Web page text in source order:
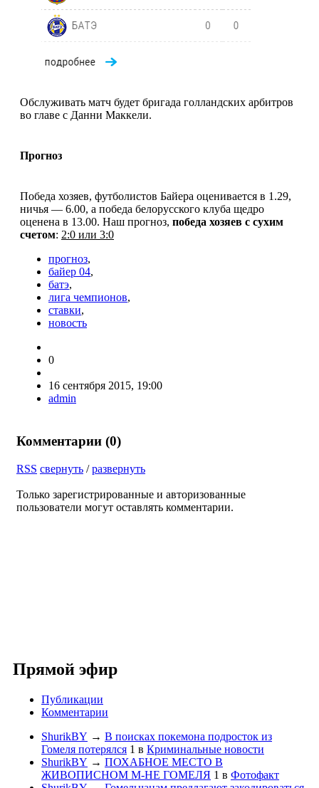
Обслуживать матч будет бригада голландских арбитров
во главе с Данни Маккели.
Прогноз
Победа хозяев, футболистов Байера оценивается в 1.29,
ничья — 6.00, а победа белорусского клуба щедро
оценена в 13.00. Наш прогноз, победа хозяев с сухим
счетом: 2:0 или 3:0
прогноз,
байер 04,
батэ,
лига чемпионов,
ставки,
новость
0
16 сентября 2015, 19:00
admin
Комментарии (0)
RSS свернуть /развернуть
Только зарегистрированные и авторизованные
пользователи могут оставлять комментарии.
Прямой эфир
Публикации
Комментарии
ShurikBY → В поисках покемона подросток из
Гомеля потерялся 1 в Криминальные новости
ShurikBY → ПОХАБНОЕ МЕСТО В
ЖИВОПИСНОМ М-НЕ ГОМЕЛЯ 1 в Фотофакт